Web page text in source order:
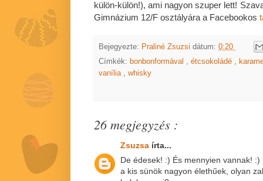
külön-külön!), ami nagyon szuper lett!
Gimnázium 12/F osztályára a Facebookos
Bejegyezte: Praliné Zsuzsi dátum: 0:20
Címkék: bonbonformával , étcsokoládé ,
vanília , whisky
26 megjegyzés :
Zsuzsa írta...
De édesek! :) És mennyien vannak!
a kis sünök nagyon élethűek, olyan